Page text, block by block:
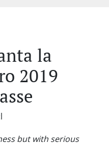
la
2019
but with serious